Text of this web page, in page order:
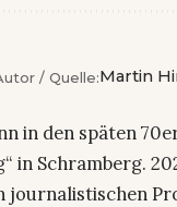
/ Quelle:Martin
in den späten
in Schramberg.
journalistischen